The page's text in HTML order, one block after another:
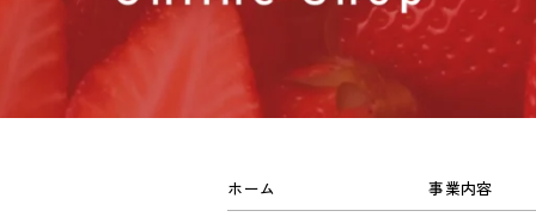
ホーム 事業内容